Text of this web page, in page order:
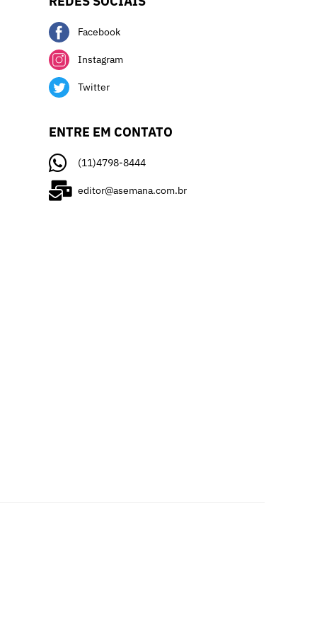
Facebook
Instagram
Twitter
ENTRE EM CONTATO
(11)4798-8444
editor@asemana.com.br